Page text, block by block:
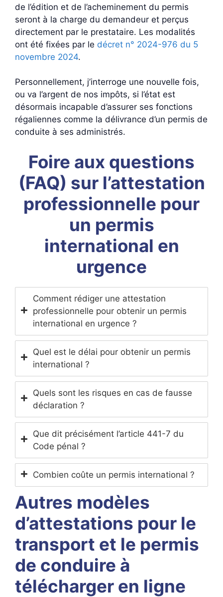
de l’édition et de l’acheminement du permis
seront à la charge du demandeur et perçus
directement par le prestataire. Les modalités
ont été fixées par le décret n° 2024-976 du 5
novembre 2024.
Personnellement, j’interroge une nouvelle fois,
ou va l’argent de nos impôts, si l’état est
désormais incapable d’assurer ses fonctions
régaliennes comme la délivrance d’un permis de
conduite à ses administrés.
Foire aux questions
(FAQ) sur l’attestation
professionnelle pour
un permis
international en
urgence
Comment rédiger une attestation
professionnelle pour obtenir un permis
international en urgence ?
Quel est le délai pour obtenir un permis
international ?
Quels sont les risques en cas de fausse
déclaration ?
Que dit précisément l’article 441-7 du
Code pénal ?
Combien coûte un permis international ?
Autres modèles
d’attestations pour le
transport et le permis
de conduire à
télécharger en ligne